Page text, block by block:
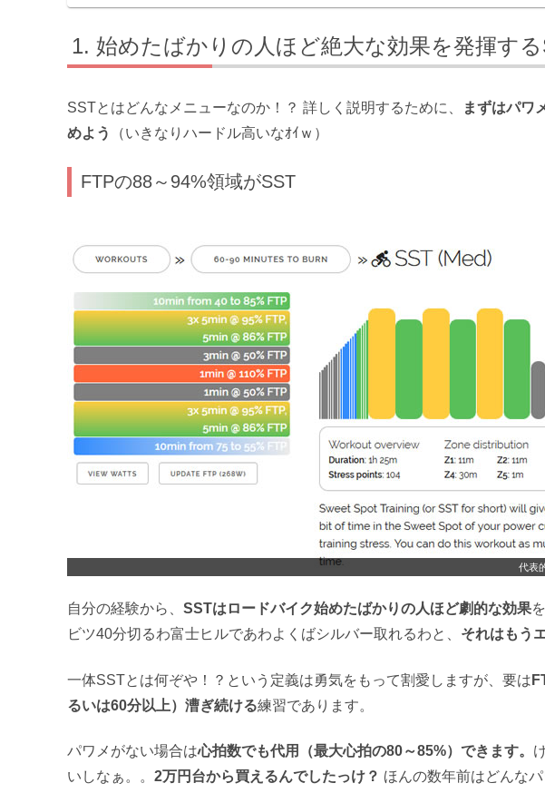
始めたばかりの人ほど絶大な効果を発揮す
SSTとはどんなメニューなのか！？ 詳しく説明するために、
まずはパワ
めよう
（いきなりハードル高いなｵｲｗ）
FTPの88～94%領域がSST
代表
自分の経験から、 SSTはロードバイク始めたばかりの人ほど劇的な効果
ビツ40分切るわ富士ヒルであわよくばシルバー取れるわと、 それはもう
一体SSTとは何ぞや！？という定義は勇気をもって割愛しますが、要は
るいは60分以上）漕ぎ続ける練習であります。
パワメがない場合は心拍数でも代用（最大心拍の80～85%）できます。
いしなぁ。。 2万円台から買えるんでしたっけ？ ほんの数年前はどんな